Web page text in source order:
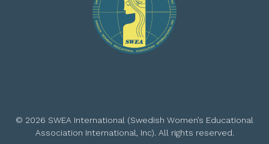
© 2026 SWEA International (Swedish Women’s Educational
Association International, Inc). All rights reserved.